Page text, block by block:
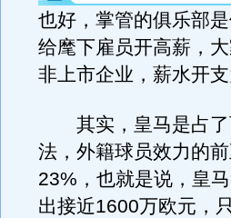
也好，掌管的俱乐部
给麾下雇员开高薪，
非上市企业，薪水开
其实，皇马是占了
法，外籍球员效力的
23%，也就是说，皇
出接近1600万欧元，